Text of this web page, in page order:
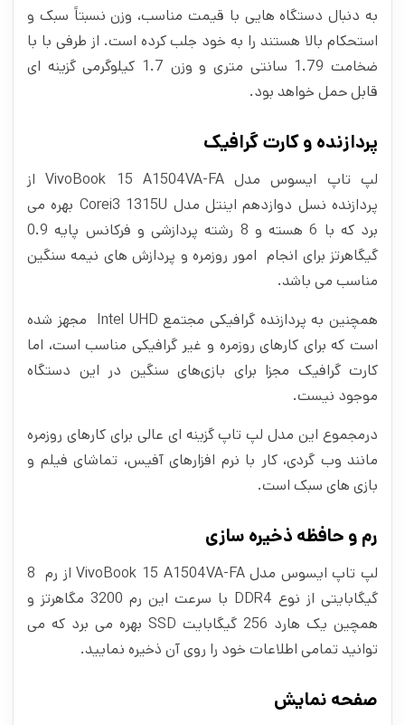
به دنبال دستگاه‌ هایی با قیمت مناسب، وزن نسبتاً سبک و
استحکام بالا هستند را به خود جلب کرده است. از طرفی با با
ضخامت 1.79 سانتی متری و وزن 1.7 کیلوگرمی گزینه ای
قابل حمل خواهد بود.
پردازنده و کارت گرافیک
لپ تاپ ایسوس مدل VivoBook 15 A1504VA-FA از
پردازنده نسل دوازدهم اینتل مدل Corei3 1315U بهره می
برد که با 6 هسته و 8 رشته پردازشی و فرکانس پایه 0.9
گیگاهرتز برای انجام امور روزمره و پردازش‌ های نیمه سنگین
مناسب می باشد.
همچنین به پردازنده گرافیکی مجتمع Intel UHD مجهز شده
است که برای کارهای روزمره و غیر گرافیکی مناسب است، اما
کارت گرافیک مجزا برای بازی‌های سنگین در این دستگاه
موجود نیست.
درمجموع این مدل لپ تاپ گزینه‌ ای عالی برای کارهای روزمره
مانند وب‌ گردی، کار با نرم‌ افزارهای آفیس، تماشای فیلم و
بازی‌ های سبک است.
رم و حافظه ذخیره سازی
لپ تاپ ایسوس مدل VivoBook 15 A1504VA-FA از رم 8
گیگابایتی از نوع DDR4 با سرعت این رم 3200 مگاهرتز و
همچین یک هارد 256 گیگابایت SSD بهره می برد که می
توانید تمامی اطلاعات خود را روی آن ذخیره نمایید.
صفحه نمایش